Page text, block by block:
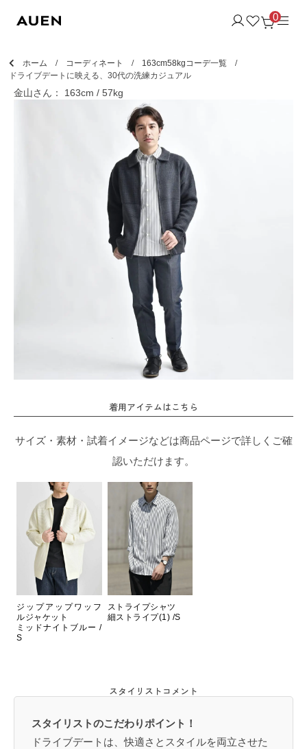
0
ホーム コーディネート
163cm58kgコーデ一覧
ドライブデートに映える、30代の洗練カジュアル
金山さん： 163cm / 57kg
着用アイテムはこちら
サイズ・素材・試着イメージなどは商品ページで詳しくご確
認いただけます。
ジップアップワッフ
ルジャケット
ミッドナイトブルー /
S
ストライプシャツ
細ストライプ(1) /S
スタイリストコメント
スタイリストのこだわりポイント！
ドライブデートは、快適さとスタイルを両立させた